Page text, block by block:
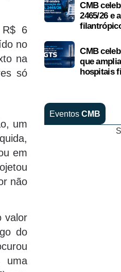
R$ 6
no
na
só
um
em
não
valor
do
uma
CMB
2465/26 e
CMB
que
hospitais
Eventos CMB